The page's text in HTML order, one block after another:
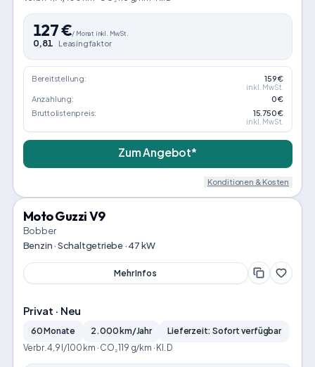
127€/ Monat inkl. MwSt.
0,81 Leasingfaktor
Bereitstellung: 159 €
inkl. MwSt.
Anzahlung:
0 €
Bruttolistenpreis:
15.750 €
inkl. MwSt.
Zum Angebot*
Konditionen & Kosten
Moto Guzzi V9
Bobber
Benzin · Schaltgetriebe · 47 kW
Mehr Infos
Privat · Neu
60 Monate 2.000 km/Jahr
Lieferzeit: Sofort verfügbar
Verbr. 4,9 l/100 km · CO₂ 119 g/km · Kl. D